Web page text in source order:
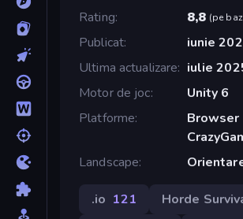
Rating
8,8 (pe
Publicat
iunie
Ultima actualizare
iulie
Motor de joc
Unity 6
Platforme
Landscape
.io 121 Horde